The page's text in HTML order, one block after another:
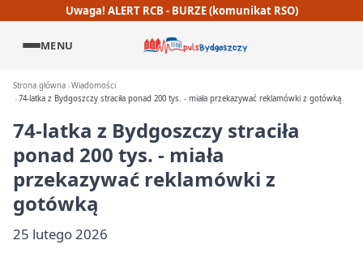
Uwaga! ALERT RCB - BURZE (komunikat RSO)
MENU
Strona główna Wiadomości
74-latka z Bydgoszczy straciła ponad 200 tys. - miała przekazywać reklamówki z gotówką
74-latka z Bydgoszczy straciła
ponad 200 tys. - miała
przekazywać reklamówki z
gotówką
25 lutego 2026